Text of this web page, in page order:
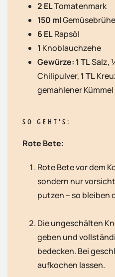
2 ELTomatenmark
150 ml
6 ELRapsöl
1 Knoblauchzehe
Gewürze: 1 TLSalz,
Chilipulver, 1 TL
gemahlener Kümmel
SO GEHT’S:
Rote Bete:
Rote Bete vor dem
sondern nur
putzen – so bleiben
Die ungeschälten
geben und
bedecken. Bei
aufkochen lassen.